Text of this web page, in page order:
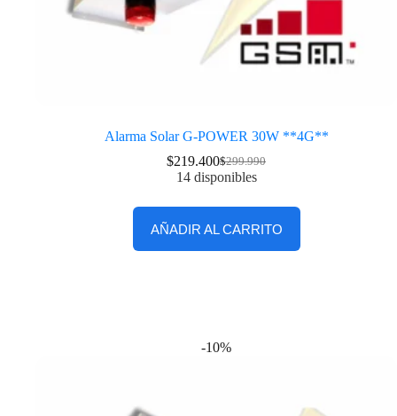
Alarma Solar G-POWER 30W **4G**
$299.990
$219.400
14 disponibles
AÑADIR AL CARRITO
-10%